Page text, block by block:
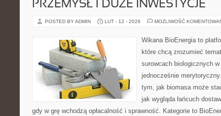
PRZEMYSŁ I DUŻE INWESTYCJE
POSTED BY ADMIN LUT - 12 - 2026 MOŻLIWOŚĆ
Wikana BioEnergia to
które chcą zrozumieć
surowcach biologicznych
jednocześnie
tym, jak biomasa może
jak wygląda łańcuch
gdy w grę wchodzą opłacalność i sprawność. Kategorie to